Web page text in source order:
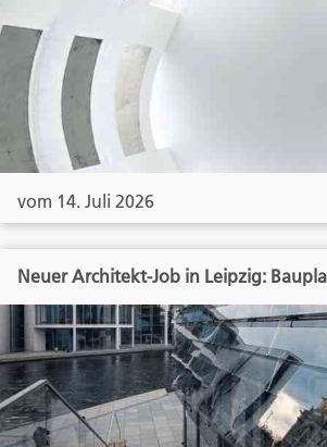
vom 14. Juli 2026
Neuer Architekt-Job in Leipzig: